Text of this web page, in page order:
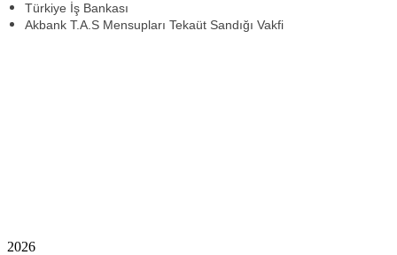
Türkiye İş Bankası
Akbank T.A.S Mensupları Tekaüt Sandığı Vakfi
2026